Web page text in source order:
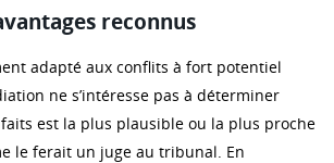
reconnus
adapté aux conflits à fort potentiel
ne s’intéresse pas à déterminer
est la plus plausible ou la plus proche
le ferait un juge au tribunal. En